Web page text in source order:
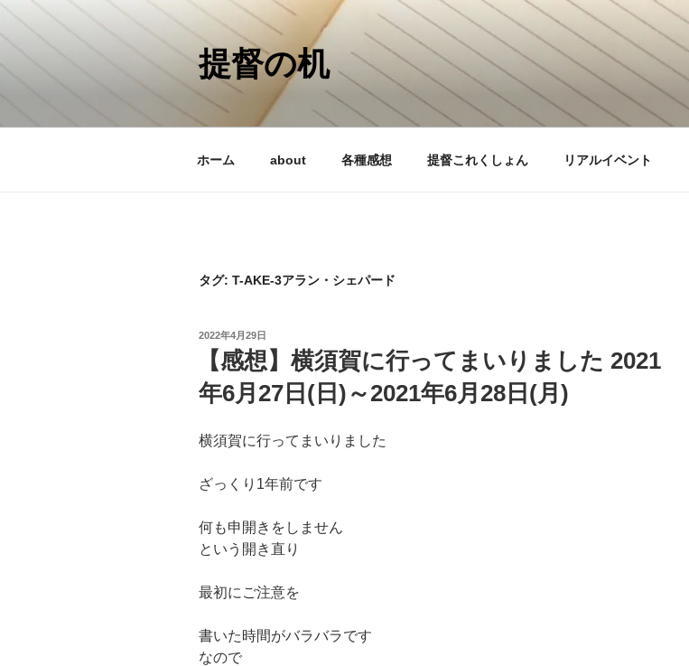
ン
提督の机
ホーム about 各種感想 提督これくしょん リアルイベント
タグ: T-AKE-3アラン・シェパード
投
2022年4月29日
【感想】横須賀に行ってまいりました 2021
年6月27日(日)～2021年6月28日(月)
横須賀に行ってまいりました
ざっくり1年前です
何も申開きをしません
という開き直り
最初にご注意を
書いた時間がバラバラです
なので